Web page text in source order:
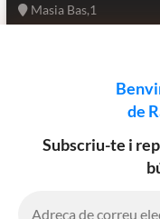
de
Subscriu-te i
Masia Bas,1
17250 Platja d'Aro
informatius@rpa.cat